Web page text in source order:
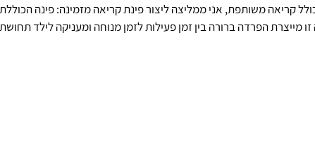
קריאה משותפת, אני ממליצה ליצור פינת קריאה מזמינה: פינה
מייצרת הפרדה ברורה בין זמן פעילות לזמן מנוחה ומעניקה לילד